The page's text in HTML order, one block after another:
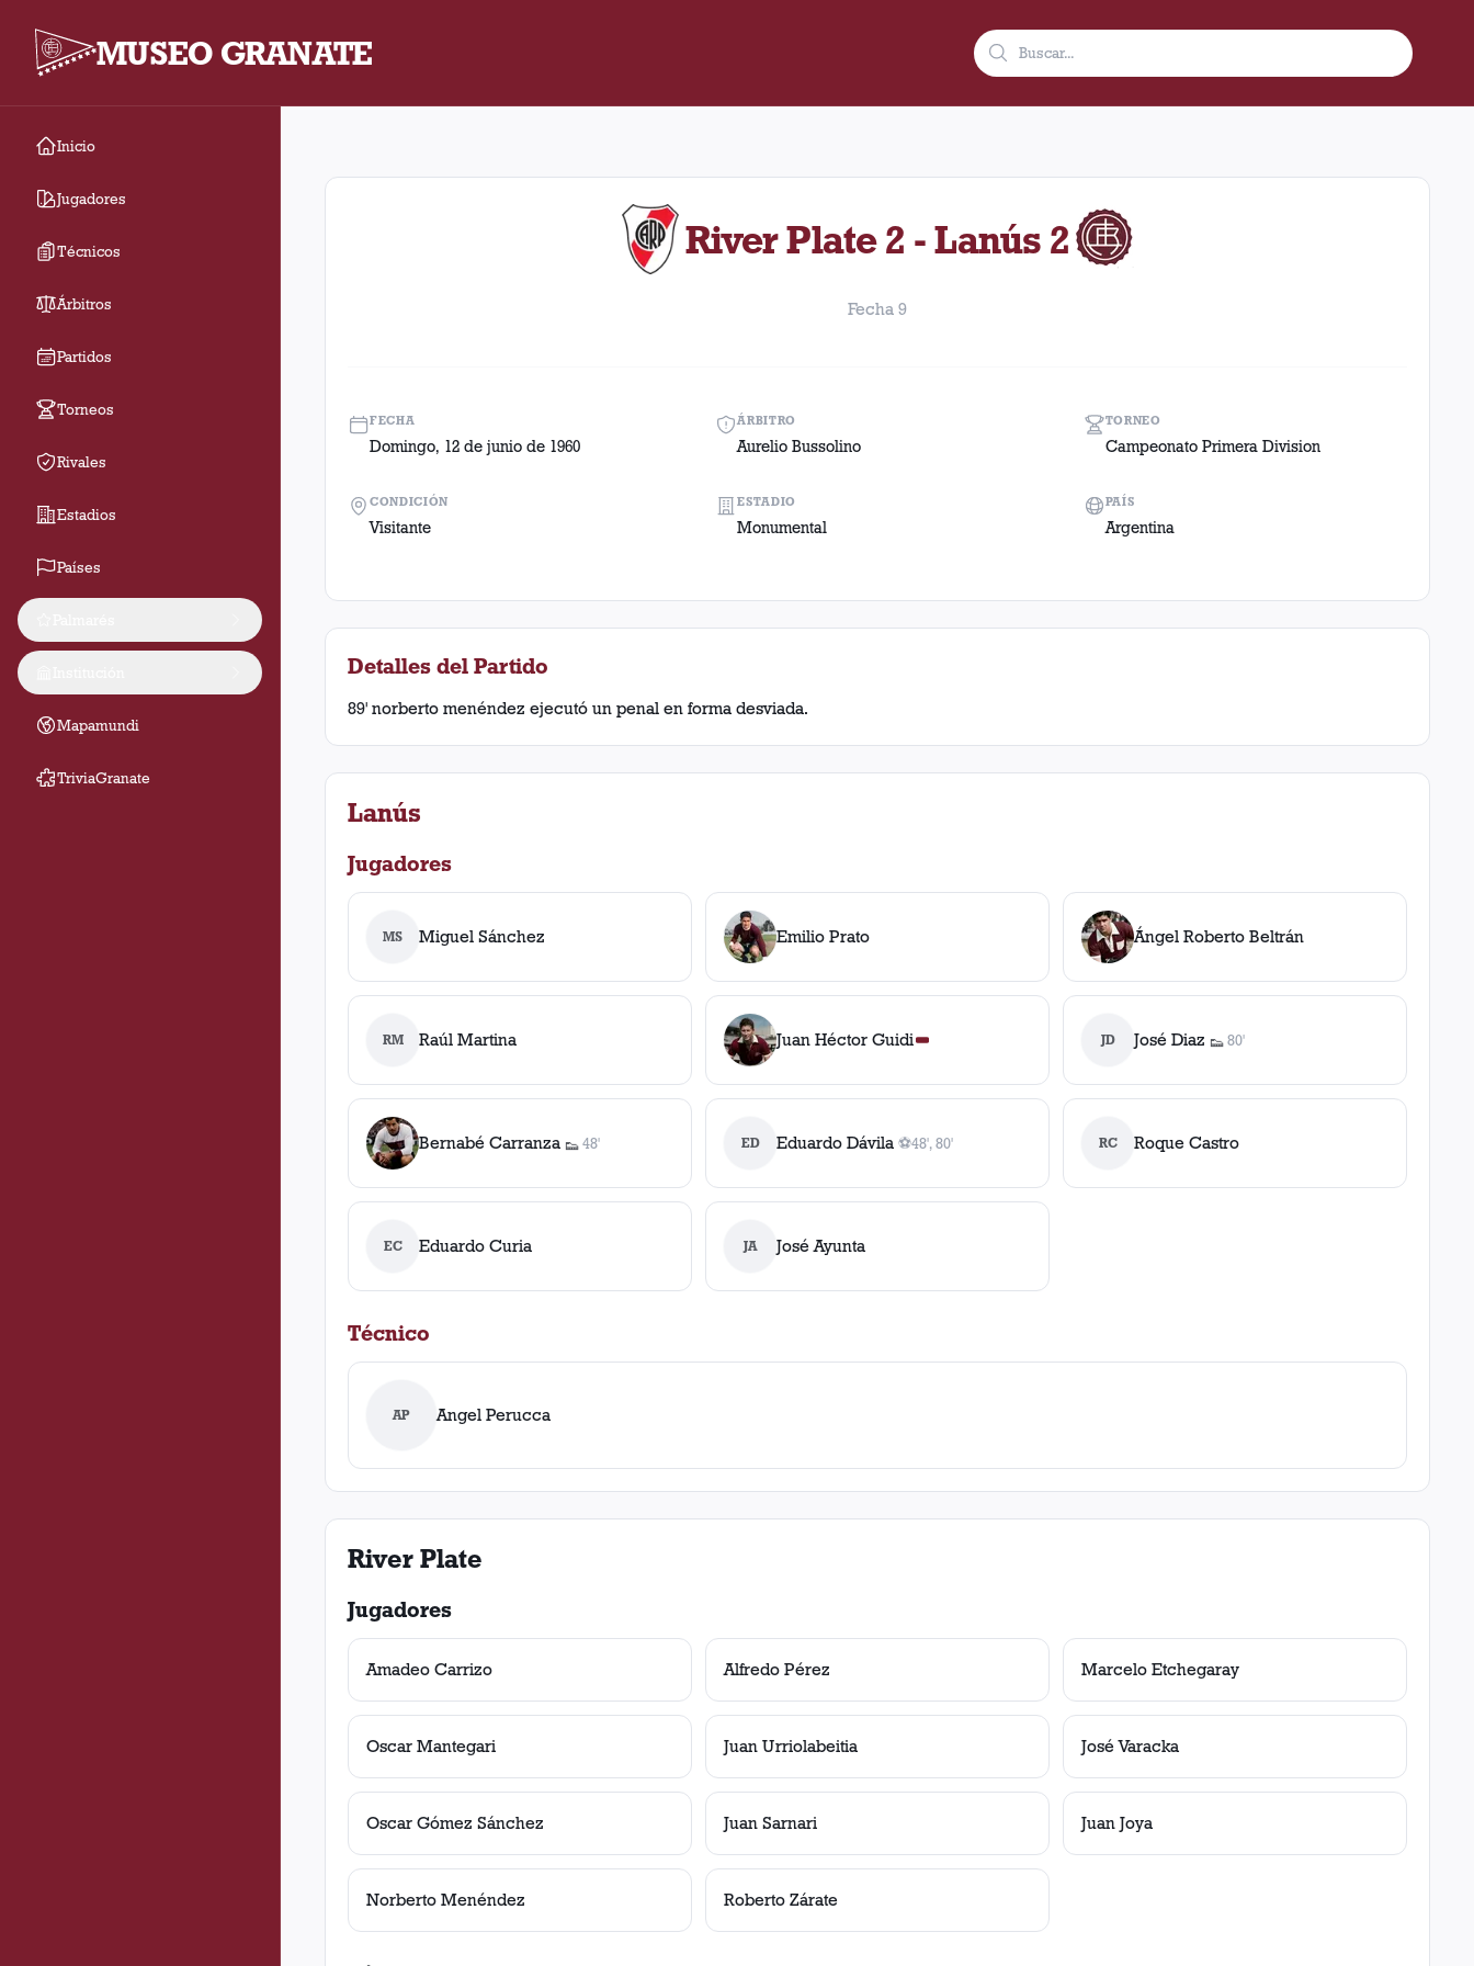
MUSEO GRANATE
Inicio
Jugadores
Técnicos
Árbitros
Partidos
Torneos
Rivales
Estadios
Países
Mapamundi
TriviaGranate
Fecha 9. Partido entre Lanús y River Plate disputado el Domingo, 12 de junio de 1960 como visitante en el estadio Monumental (Argentina). El
River Plate 2 - Lanús 2
Fecha 9
FECHA
Domingo, 12 de junio de 1960
ÁRBITRO
Aurelio Bussolino
TORNEO
Campeonato Primera Division
CONDICIÓN
Visitante
ESTADIO
Monumental
PAÍS
Argentina
Detalles del Partido
89' norberto menéndez ejecutó un penal en forma desviada.
Lanús
Jugadores
MS Miguel Sánchez Emilio Prato Ángel Roberto Beltrán
RM Raúl Martina Juan Héctor Guidi JD José Diaz 👟
1asistencia
80'
Bernabé Carranza 👟
1asistencia
48' ED Eduardo Dávila ⚽
2goles, 48', 80'
48', 80' RC Roque Castro
EC Eduardo Curia JA José Ayunta
Técnico
AP Angel Perucca
River Plate
Jugadores
Amadeo Carrizo Alfredo Pérez Marcelo Etchegaray
Oscar Mantegari Juan Urriolabeitia José Varacka
Oscar Gómez Sánchez Juan Sarnari Juan Joya
Norberto Menéndez Roberto Zárate